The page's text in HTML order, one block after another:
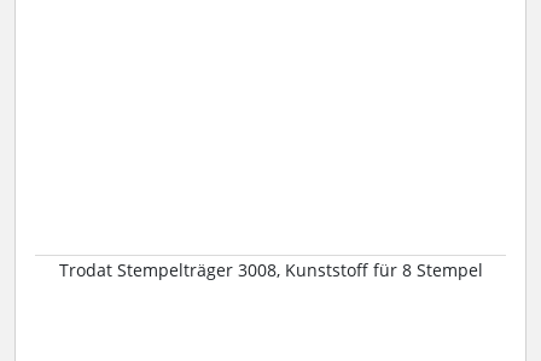
Trodat Stempelträger 3008, Kunststoff für 8 Stempel